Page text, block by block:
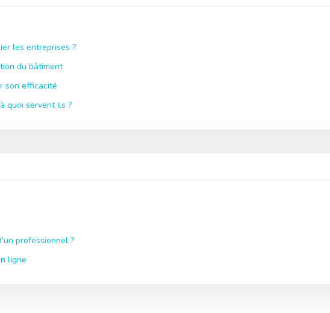
les entreprises ?
du bâtiment
son efficacité
quoi servent ils ?
professionnel ?
ligne